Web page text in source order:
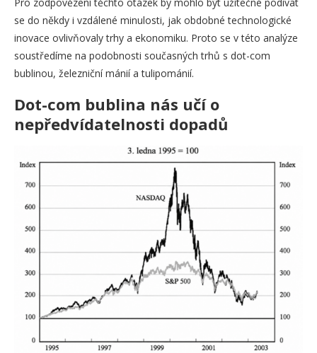
Pro zodpovězení těchto otázek by mohlo být užitečné podívat
se do někdy i vzdálené minulosti, jak obdobné technologické
inovace ovlivňovaly trhy a ekonomiku. Proto se v této analýze
soustředíme na podobnosti současných trhů s dot-com
bublinou, železniční mánií a tulipománií.
Dot-com bublina nás učí o
nepředvídatelnosti dopadů